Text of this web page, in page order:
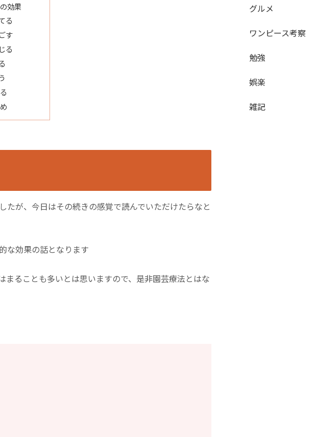
効果
る
す
る
たが、今日はその続きの感覚で読んでいただけたらなと
な効果の話となります
ることも多いとは思いますので、是非園芸療法とはな
グルメ
ワンピース考察
勉強
娯楽
雑記